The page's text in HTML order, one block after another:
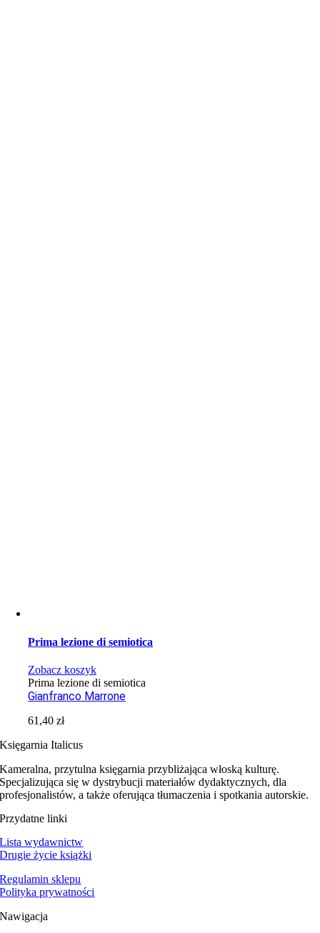
Prima lezione di semiotica
Zobacz koszyk
Prima lezione di semiotica
Gianfranco Marrone
61,40zł
Księgarnia Italicus
Kameralna, przytulna księgarnia przybliżająca włoską kulturę.
Specjalizująca się w dystrybucji materiałów dydaktycznych, dla
profesjonalistów, a także oferująca tłumaczenia i spotkania autorskie.
Przydatne linki
Lista wydawnictw
Drugie życie książki
Regulamin sklepu
Polityka prywatności
Nawigacja